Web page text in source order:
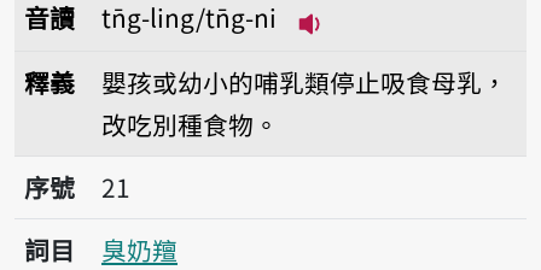
音讀
tn̄g-ling/tn̄g-ni
釋義
嬰孩或幼小的哺乳類停止吸食母乳，
改吃別種食物。
序號21臭奶羶
序號
21
詞目
臭奶羶